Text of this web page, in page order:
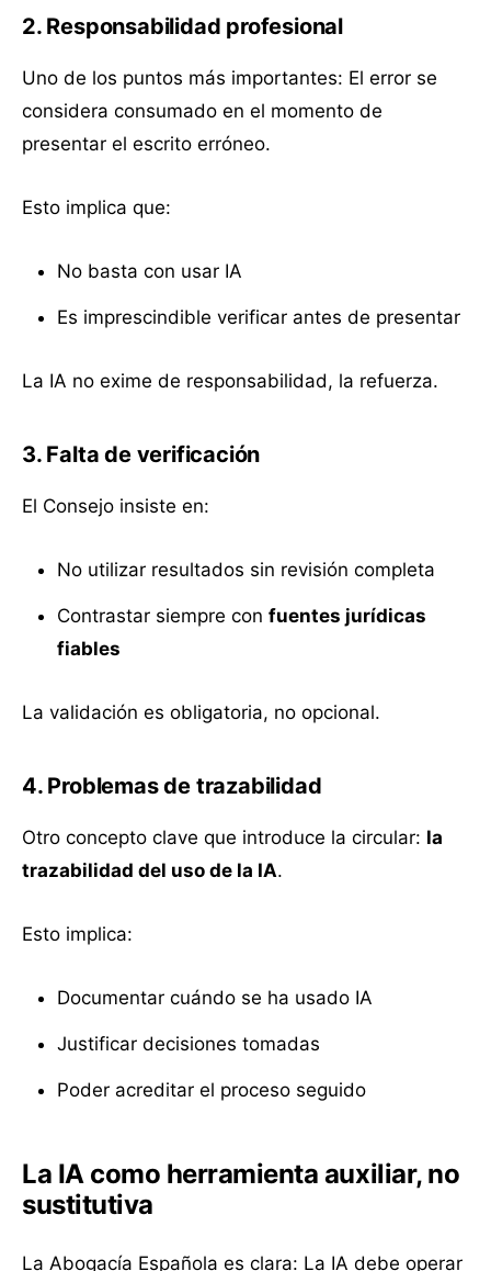
2. Responsabilidad profesional
Uno de los puntos más importantes: El error se
considera consumado en el momento de
presentar el escrito erróneo.
Esto implica que:
No basta con usar IA
Es imprescindible verificar antes de presentar
La IA no exime de responsabilidad, la refuerza.
3. Falta de verificación
El Consejo insiste en:
No utilizar resultados sin revisión completa
Contrastar siempre con fuentes jurídicas
fiables
La validación es obligatoria, no opcional.
4. Problemas de trazabilidad
Otro concepto clave que introduce la circular: la
trazabilidad del uso de la IA.
Esto implica:
Documentar cuándo se ha usado IA
Justificar decisiones tomadas
Poder acreditar el proceso seguido
La IA como herramienta auxiliar, no
sustitutiva
La Abogacía Española es clara: La IA debe operar